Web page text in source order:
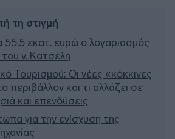
τη στιγμή
55,5 εκατ. ευρώ ο λογαριασμός
ν. Κατσέλη
Τουρισμού: Οι νέες «κόκκινες
περιβάλλον και τι αλλάζει σε
και επενδύσεις
για την ενίσχυση της